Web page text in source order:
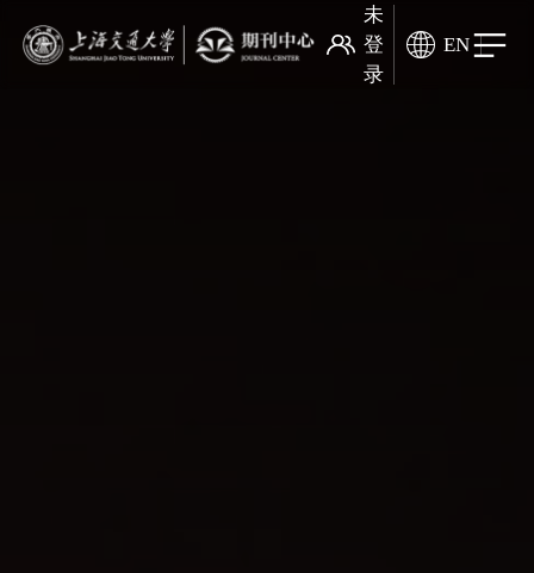
未
登
录
EN